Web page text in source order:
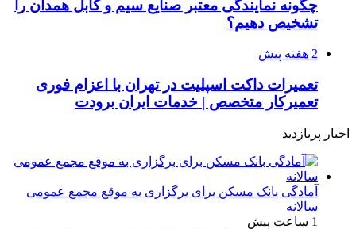
چگونه نمایندگی معتبر صنایع سیم و کابل همدان را
تشخیص دهیم؟
2 هفته پیش
تعمیرات داکت اسپلیت در تهران با اعزام فوری
تعمیرکار متخصص | خدمات ایران برودت
اخبار پربازدید
آمادگی بانک مسکن برای برگزاری به موقع مجمع عمومی
سالانه
1 ساعت پیش